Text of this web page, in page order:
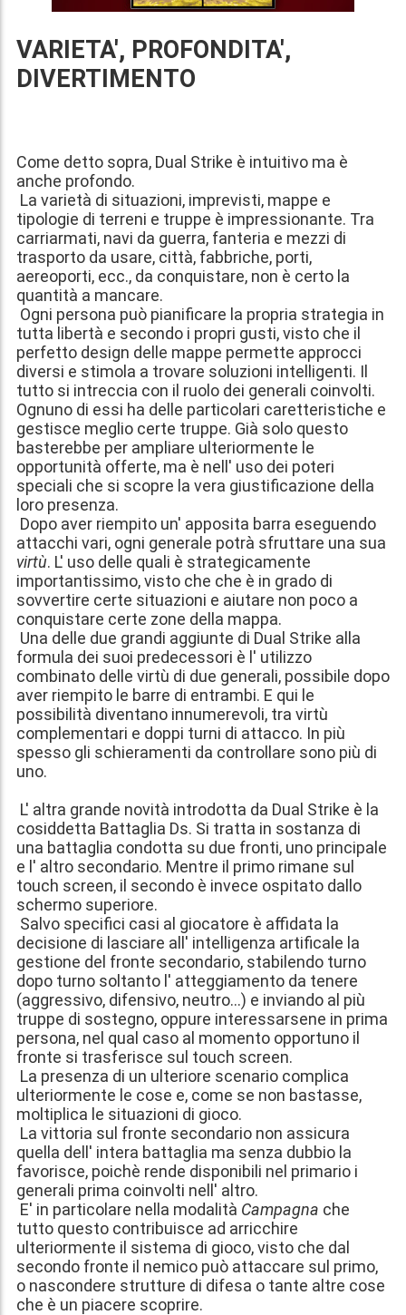
VARIETA', PROFONDITA',
DIVERTIMENTO
Come detto sopra, Dual Strike è intuitivo ma è
anche profondo.
La varietà di situazioni, imprevisti, mappe e
tipologie di terreni e truppe è impressionante. Tra
carriarmati, navi da guerra, fanteria e mezzi di
trasporto da usare, città, fabbriche, porti,
aereoporti, ecc., da conquistare, non è certo la
quantità a mancare.
Ogni persona può pianificare la propria strategia in
tutta libertà e secondo i propri gusti, visto che il
perfetto design delle mappe permette approcci
diversi e stimola a trovare soluzioni intelligenti. Il
tutto si intreccia con il ruolo dei generali coinvolti.
Ognuno di essi ha delle particolari caretteristiche e
gestisce meglio certe truppe. Già solo questo
basterebbe per ampliare ulteriormente le
opportunità offerte, ma è nell' uso dei poteri
speciali che si scopre la vera giustificazione della
loro presenza.
Dopo aver riempito un' apposita barra eseguendo
attacchi vari, ogni generale potrà sfruttare una sua
virtù. L' uso delle quali è strategicamente
importantissimo, visto che che è in grado di
sovvertire certe situazioni e aiutare non poco a
conquistare certe zone della mappa.
Una delle due grandi aggiunte di Dual Strike alla
formula dei suoi predecessori è l' utilizzo
combinato delle virtù di due generali, possibile dopo
aver riempito le barre di entrambi. E qui le
possibilità diventano innumerevoli, tra virtù
complementari e doppi turni di attacco. In più
spesso gli schieramenti da controllare sono più di
uno.
L' altra grande novità introdotta da Dual Strike è la
cosiddetta Battaglia Ds. Si tratta in sostanza di
una battaglia condotta su due fronti, uno principale
e l' altro secondario. Mentre il primo rimane sul
touch screen, il secondo è invece ospitato dallo
schermo superiore.
Salvo specifici casi al giocatore è affidata la
decisione di lasciare all' intelligenza artificale la
gestione del fronte secondario, stabilendo turno
dopo turno soltanto l' atteggiamento da tenere
(aggressivo, difensivo, neutro...) e inviando al più
truppe di sostegno, oppure interessarsene in prima
persona, nel qual caso al momento opportuno il
fronte si trasferisce sul touch screen.
La presenza di un ulteriore scenario complica
ulteriormente le cose e, come se non bastasse,
moltiplica le situazioni di gioco.
La vittoria sul fronte secondario non assicura
quella dell' intera battaglia ma senza dubbio la
favorisce, poichè rende disponibili nel primario i
generali prima coinvolti nell' altro.
E' in particolare nella modalità Campagna che
tutto questo contribuisce ad arricchire
ulteriormente il sistema di gioco, visto che dal
secondo fronte il nemico può attaccare sul primo,
o nascondere strutture di difesa o tante altre cose
che è un piacere scoprire.